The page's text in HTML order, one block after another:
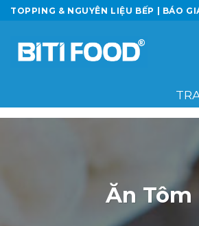
Chuyển
đến
dung
TOPPING & NGUYÊN LIỆU BẾP | BÁO
Ăn Tôm